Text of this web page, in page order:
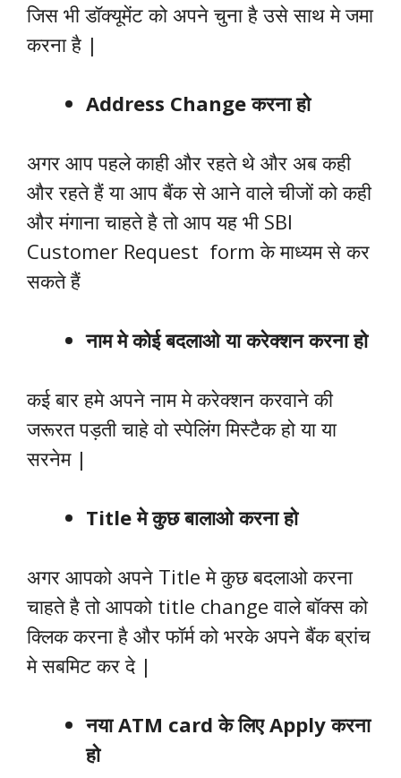
जिस भी डॉक्यूमेंट को अपने चुना है उसे साथ मे जमा
करना है |
Address Change करना हो
अगर आप पहले काही और रहते थे और अब कही
और रहते हैं या आप बैंक से आने वाले चीजों को कही
और मंगाना चाहते है तो आप यह भी SBI
Customer Request form के माध्यम से कर
सकते हैं
नाम मे कोई बदलाओ या करेक्शन करना हो
कई बार हमे अपने नाम मे करेक्शन करवाने की
जरूरत पड़ती चाहे वो स्पेलिंग मिस्टैक हो या या
सरनेम |
Title मे कुछ बालाओ करना हो
अगर आपको अपने Title मे कुछ बदलाओ करना
चाहते है तो आपको title change वाले बॉक्स को
क्लिक करना है और फॉर्म को भरके अपने बैंक ब्रांच
मे सबमिट कर दे |
नया ATM card के लिए Apply करना
हो